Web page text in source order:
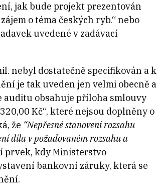
jak bude projekt prezentován
o téma českých ryb.“ nebo
uvedené v zadávací
nebyl dostatečně specifikován a k
je tak uveden jen velmi obecně a
auditu obsahuje příloha smlouvy
Kč“, které nejsou doplněny o
že “Nepřesné stanovení rozsahu
díla v požadovaném rozsahu a
prvek, kdy Ministerstvo
bankovní záruky, která se